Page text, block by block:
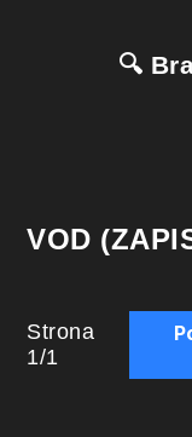
🔍
VOD
Strona
1/1